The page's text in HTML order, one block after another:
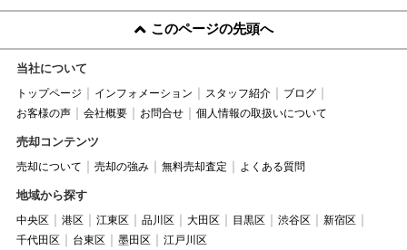
このページの先頭へ
当社について
トップページ インフォメーション スタッフ紹介
ブログ
お客様の声
会社概要 お問合せ 個人情報の取扱いについて
売却コンテンツ
売却について 売却の強み 無料売却査定 よくある質問
地域から探す
中央区 港区 江東区 品川区 大田区 目黒区 渋谷区
新宿区
千代田区
台東区 墨田区 江戸川区